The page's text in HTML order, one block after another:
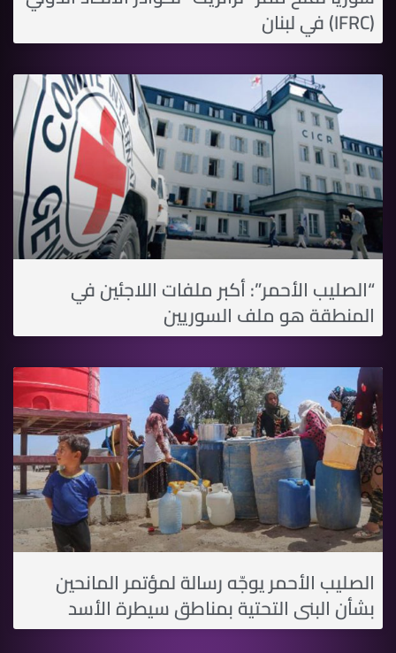
(IFRC) في لبنان
“الصليب الأحمر”: أكبر ملفات اللاجئين في
المنطقة هو ملف السوريين
الصليب اﻷحمر يوجّه رسالة لمؤتمر المانحين
بشأن البنى التحتية بمناطق سيطرة اﻷسد